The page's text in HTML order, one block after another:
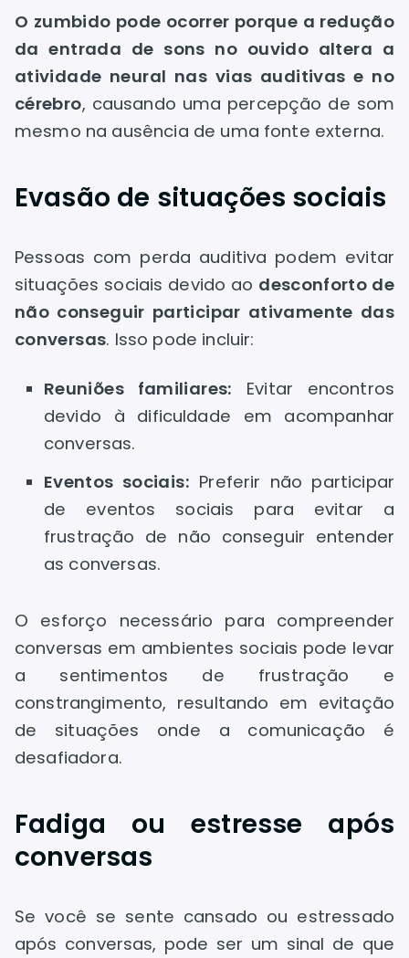
O zumbido pode ocorrer porque a redução
da entrada de sons no ouvido altera a
atividade neural nas vias auditivas e no
cérebro, causando uma percepção de som
mesmo na ausência de uma fonte externa.
Evasão de situações sociais
Pessoas com perda auditiva podem evitar
situações sociais devido ao desconforto de
não conseguir participar ativamente das
conversas. Isso pode incluir:
Reuniões familiares: Evitar encontros
devido à dificuldade em acompanhar
conversas.
Eventos sociais: Preferir não participar
de eventos sociais para evitar a
frustração de não conseguir entender
as conversas.
O esforço necessário para compreender
conversas em ambientes sociais pode levar
a sentimentos de frustração e
constrangimento, resultando em evitação
de situações onde a comunicação é
desafiadora.
Fadiga ou estresse após
conversas
Se você se sente cansado ou estressado
após conversas, pode ser um sinal de que